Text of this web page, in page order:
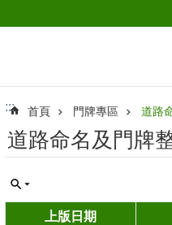
::: 首頁 門牌專區 道路
道路命名及門牌
上版日期